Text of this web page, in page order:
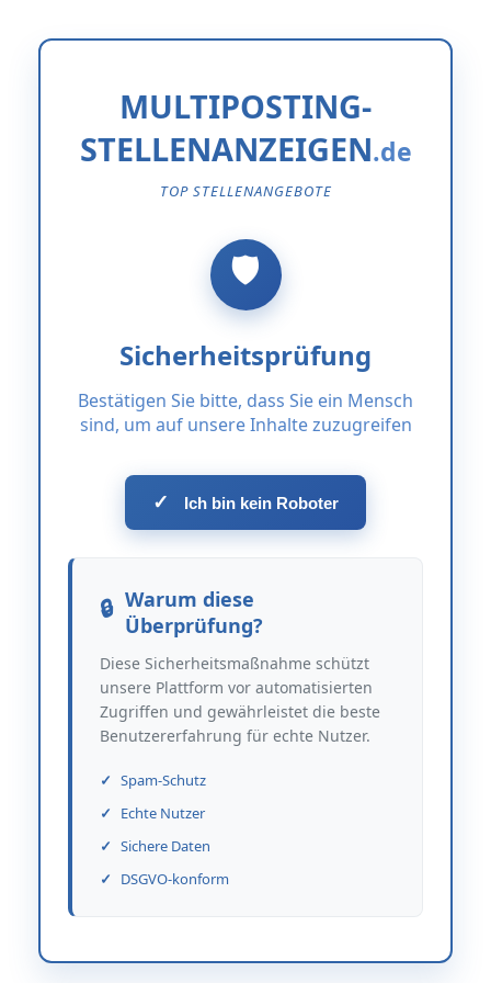
MULTIPOSTING-
STELLENANZEIGEN
TOP STELLENANGEBOTE
Sicherheitsprüfung
Bestätigen Sie bitte, dass Sie ein Mensch
sind, um auf unsere Inhalte zuzugreifen
✓ Ich bin kein Roboter
Warum diese
Überprüfung?
Diese Sicherheitsmaßnahme schützt
unsere Plattform vor automatisierten
Zugriffen und gewährleistet die beste
Benutzererfahrung für echte Nutzer.
Spam-Schutz
Echte Nutzer
Sichere Daten
DSGVO-konform